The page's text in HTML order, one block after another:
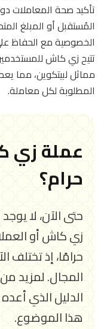
تأكيد صحة المعاملات
المُستقبل أو المبلغ
الخصوصية مع الحفاظ
تتيح زي كاش
مماثل لبيتكوين، مما
المطلوبة لكل معاملة.
عملة زي
حرام؟
حتى الآن، لا
زي كاش أو
حرامًا، إذ تختلف
المجال. لمزيد
الدليل الذي
هذا الموضوع.